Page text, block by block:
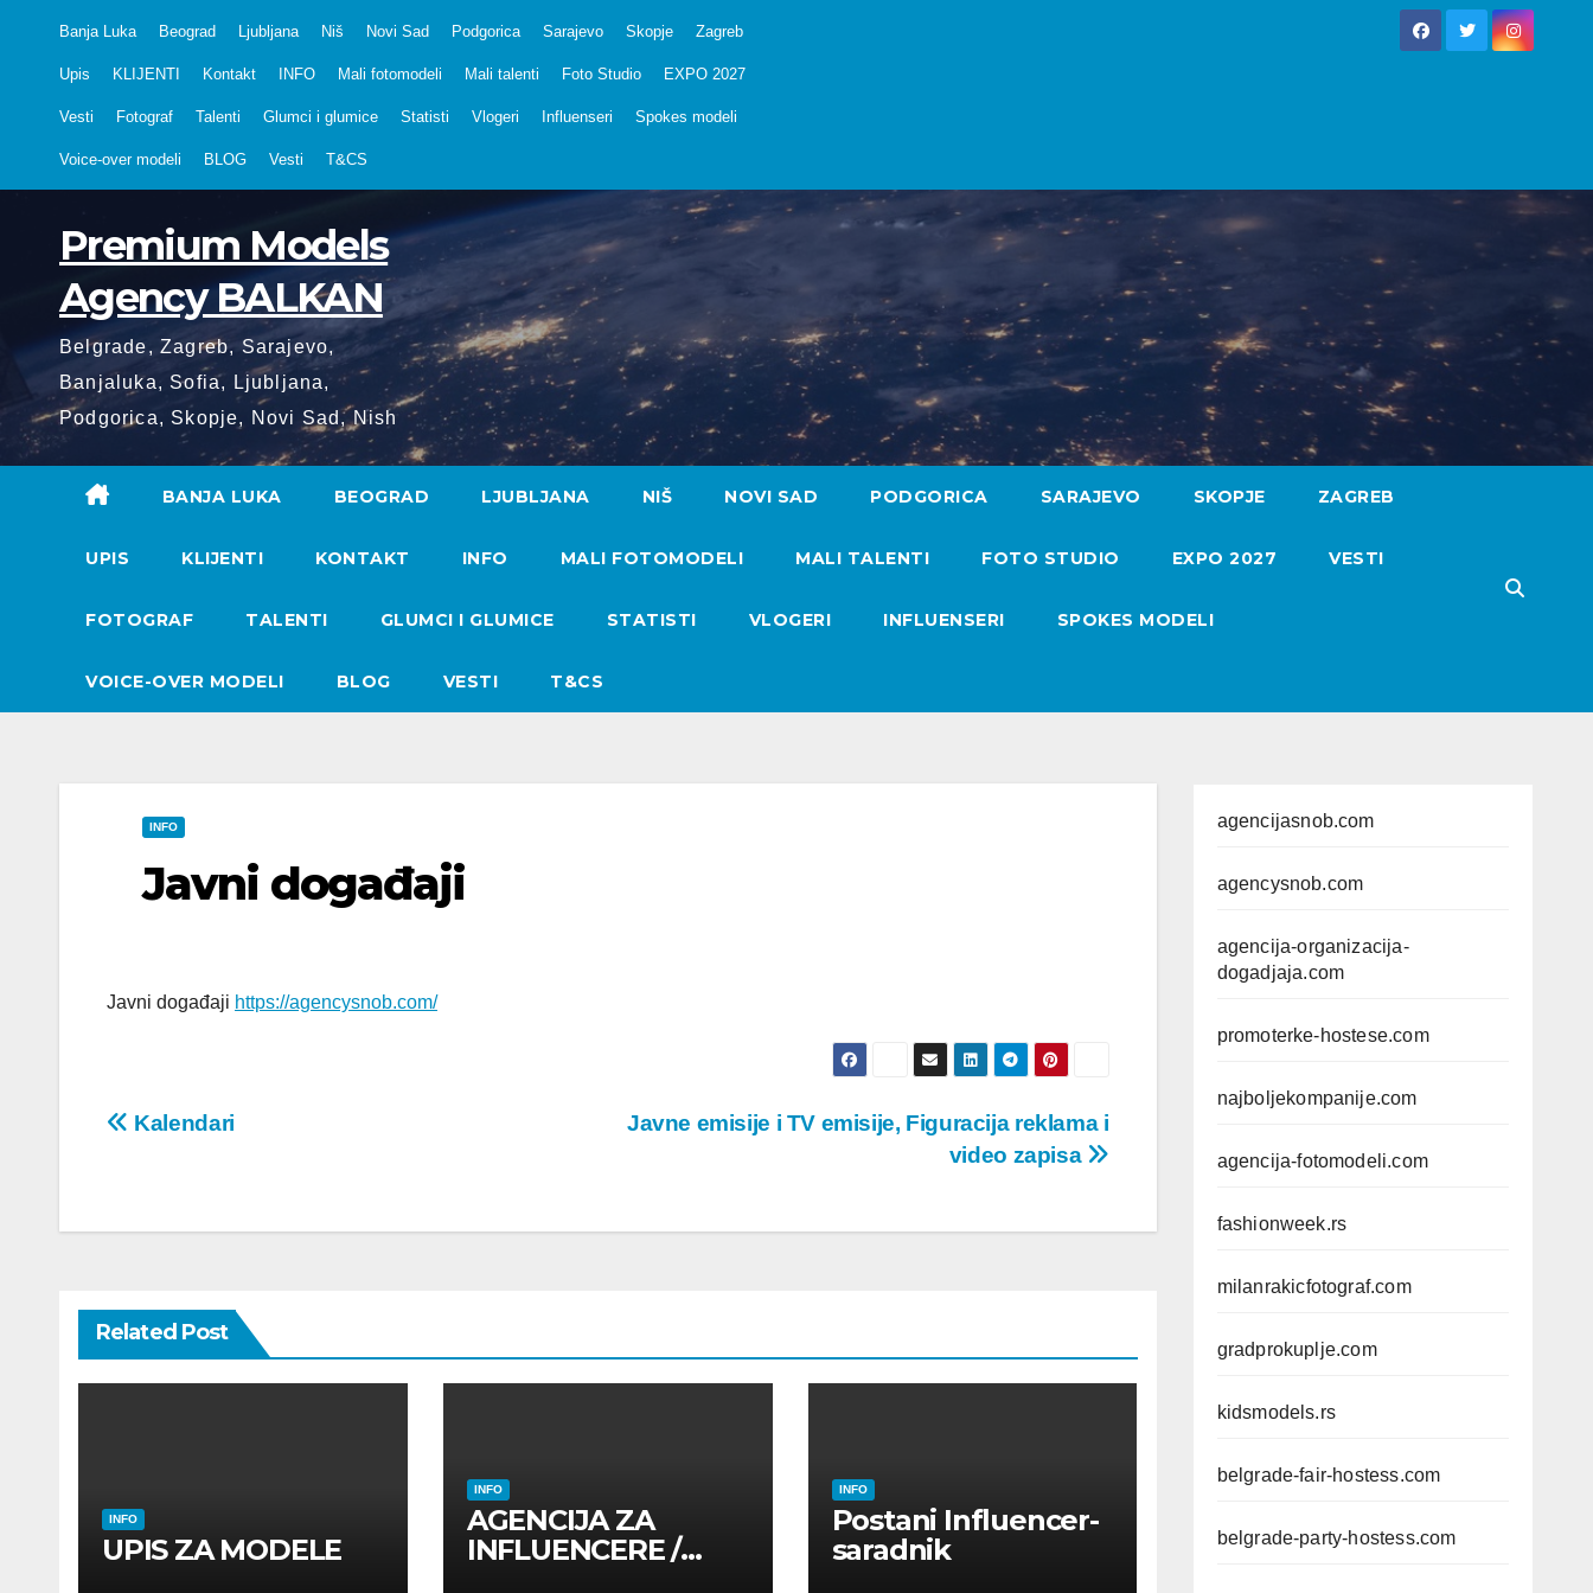
Banja Luka Beograd Ljubljana Niš Novi Sad Podgorica Sarajevo Skopje Zagreb
Upis KLIJENTI Kontakt INFO Mali fotomodeli Mali talenti Foto Studio EXPO 2027
Vesti Fotograf Talenti Glumci i glumice Statisti Vlogeri Influenseri Spokes modeli
Voice-over modeli BLOG Vesti T&CS
Premium Models
Agency BALKAN
Belgrade, Zagreb, Sarajevo,
Banjaluka, Sofia, Ljubljana,
Podgorica, Skopje, Novi Sad, Nish
BANJA LUKA BEOGRAD LJUBLJANA NIŠ NOVI SAD PODGORICA SARAJEVO SKOPJE ZAGREB
UPIS KLIJENTI KONTAKT INFO MALI FOTOMODELI MALI TALENTI FOTO STUDIO EXPO 2027 VESTI
FOTOGRAF TALENTI GLUMCI I GLUMICE STATISTI VLOGERI INFLUENSERI SPOKES MODELI
VOICE-OVER MODELI BLOG VESTI T&CS
INFO
Javni događaji
Javni događaji https://agencysnob.com/
Post
Javne emisije i TV emisije, Figuracija reklama i
video zapisa
Kalendari
Related Post
INFO
UPIS ZA MODELE
INFO
AGENCIJA ZA
INFLUENCERE /
INFO
Postani Influencer-
saradnik
agencijasnob.com
agencysnob.com
agencija-organizacija-
dogadjaja.com
promoterke-hostese.com
najboljekompanije.com
agencija-fotomodeli.com
fashionweek.rs
milanrakicfotograf.com
gradprokuplje.com
kidsmodels.rs
belgrade-fair-hostess.com
belgrade-party-hostess.com